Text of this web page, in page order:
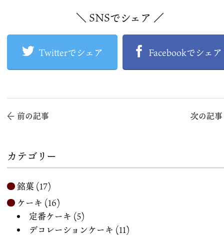
＼ SNSでシェア ／
Twitterでシェア Facebookでシェア
← 前の記事 次の記事
カテゴリー
銘菓 (17)
ケーキ (16)
定番ケーキ (5)
デコレーションケーキ (11)